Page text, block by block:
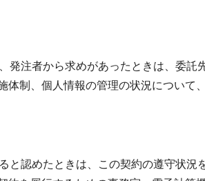
注者から求めがあったときは、委託
体制、個人情報の管理の状況について
認めたときは、この契約の遵守状況